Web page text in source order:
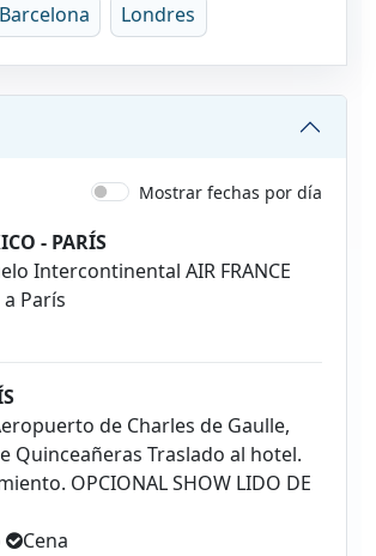
Barcelona Londres
Mostrar fechas por día
- PARÍS
Intercontinental AIR FRANCE
París
de Charles de Gaulle,
Quinceañeras Traslado al hotel.
OPCIONAL SHOW LIDO DE
Cena